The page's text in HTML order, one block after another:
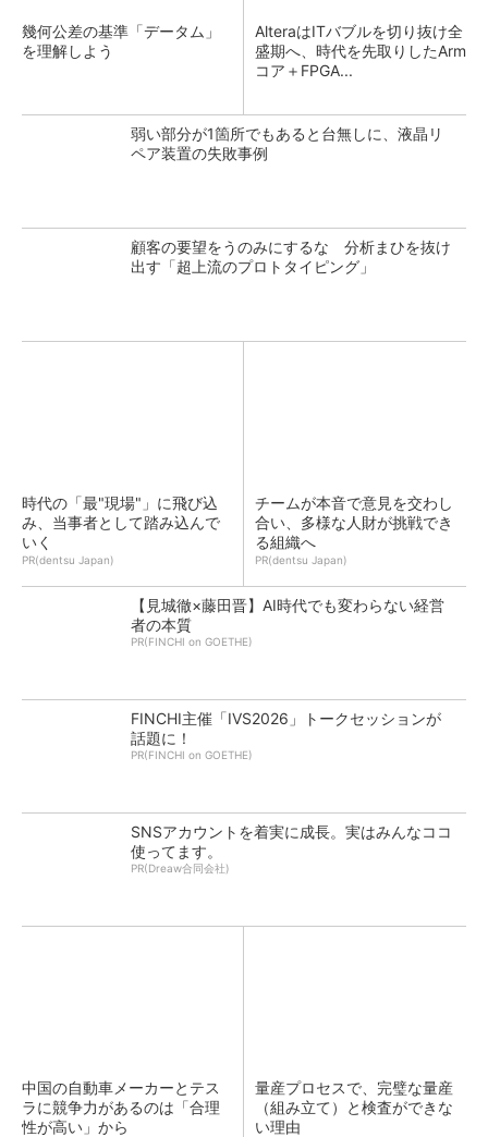
幾何公差の基準「データム」
を理解しよう
AlteraはITバブルを切り抜け全
盛期へ、時代を先取りしたArm
コア＋FPGA...
弱い部分が1箇所でもあると台無しに、液晶リ
ペア装置の失敗事例
顧客の要望をうのみにするな 分析まひを抜け
出す「超上流のプロトタイピング」
時代の「最"現場"」に飛び込
み、当事者として踏み込んで
いく
PR(dentsu Japan)
チームが本音で意見を交わし
合い、多様な人財が挑戦でき
る組織へ
PR(dentsu Japan)
【見城徹×藤田晋】AI時代でも変わらない経営
者の本質
PR(FINCHI on GOETHE)
FINCHI主催「IVS2026」トークセッションが
話題に！
PR(FINCHI on GOETHE)
SNSアカウントを着実に成長。実はみんなココ
使ってます。
PR(Dreaw合同会社)
中国の自動車メーカーとテス
ラに競争力があるのは「合理
性が高い」から
量産プロセスで、完璧な量産
（組み立て）と検査ができな
い理由